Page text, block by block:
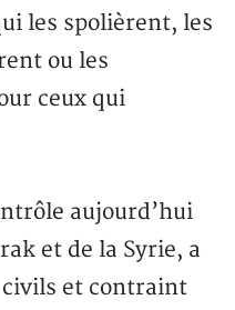
les spolièrent, les
ou les
ceux qui
aujourd’hui
et de la Syrie, a
et contraint